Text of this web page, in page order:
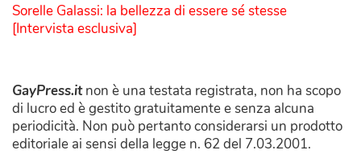
Sorelle Galassi: la bellezza di essere sé stesse
[Intervista esclusiva]
GayPress.itnon è una testata registrata, non ha scopo
di lucro ed è gestito gratuitamente e senza alcuna
periodicità. Non può pertanto considerarsi un prodotto
editoriale ai sensi della legge n. 62 del 7.03.2001.